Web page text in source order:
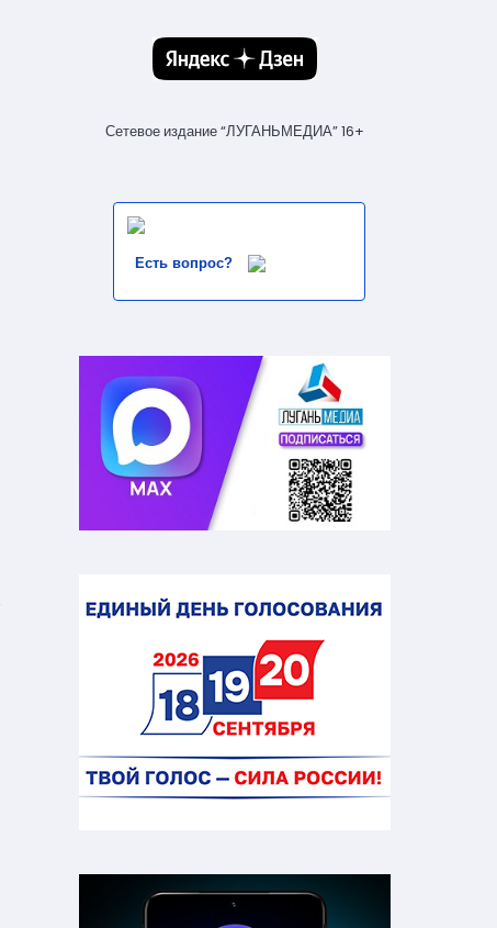
Сетевое издание “ЛУГАНЬМЕДИА” 16+
Есть вопрос?